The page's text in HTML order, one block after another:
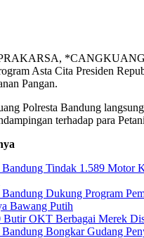
Asta Cita Presiden
Pangan.
Polresta Bandung
terhadap para
Bandung Tindak 1.589 Motor
Bandung Dukung Program
Bawang Putih
Butir OKT Berbagai Merek
Bandung Bongkar Gudang